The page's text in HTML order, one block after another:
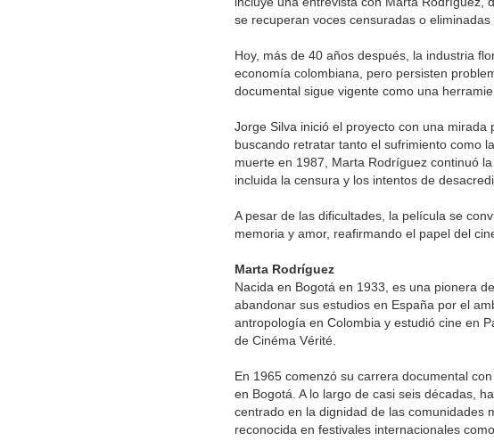
se recuperan voces censuradas o eliminadas
Hoy, más de 40 años después, la industria
economía colombiana, pero persisten
documental sigue vigente como una
Jorge Silva inició el proyecto con una mirada
buscando retratar tanto el sufrimiento como
muerte en 1987, Marta Rodríguez continuó
incluida la censura y los intentos de
A pesar de las dificultades, la película se
memoria y amor, reafirmando el papel del
Marta Rodríguez
Nacida en Bogotá en 1933, es una pionera
abandonar sus estudios en España por el
antropología en Colombia y estudió cine en
de Cinéma Vérité.
En 1965 comenzó su carrera documental
en Bogotá. A lo largo de casi seis décadas,
centrado en la dignidad de las comunidades
reconocida en festivales internacionales